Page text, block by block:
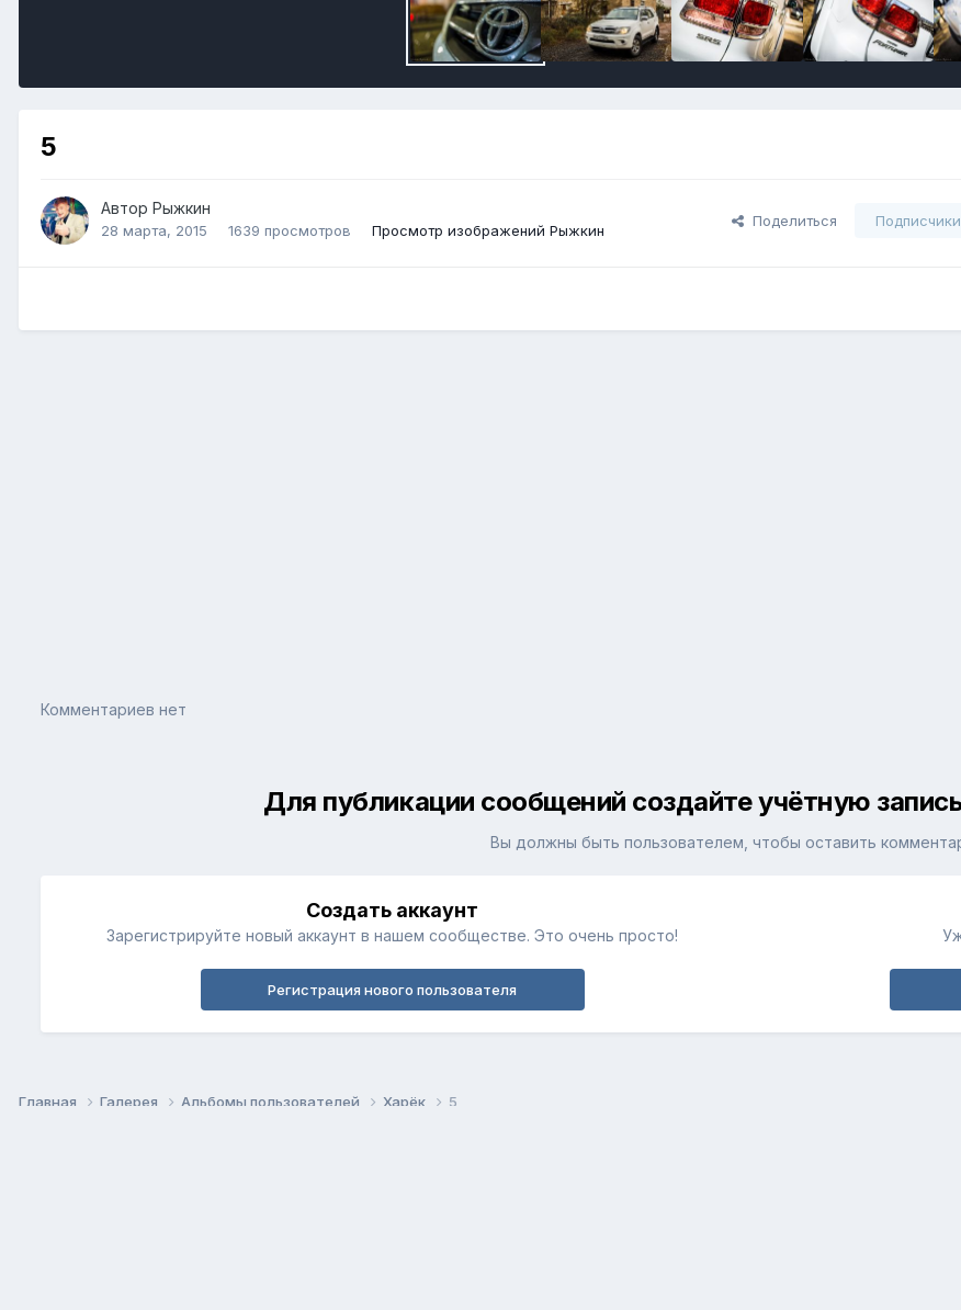
5
Автор Рыжкин
28 марта, 2015 1639 просмотров Просмотр изображений Рыжкин
Поделиться Подписчики
Комментариев нет
Для публикации сообщений создайте учётную
Вы должны быть пользователем, чтобы оставить
Создать аккаунт
Зарегистрируйте новый аккаунт в нашем сообществе. Это очень просто!
Регистрация нового пользователя
Главная Галерея Альбомы пользователей Харёк 5